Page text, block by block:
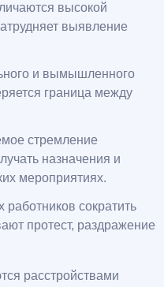
высокой
выявление
и вымышленного
граница между
стремление
назначения и
мероприятиях.
сократить
протест, раздражение
расстройствами